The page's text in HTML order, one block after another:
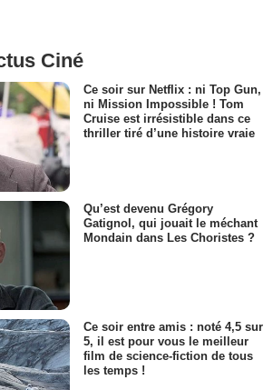
Ciné
Ce soir sur Netflix : ni Top Gun,
ni Mission Impossible ! Tom
Cruise est irrésistible dans ce
thriller tiré d’une histoire vraie
Qu’est devenu Grégory
Gatignol, qui jouait le méchant
Mondain dans Les Choristes ?
Ce soir entre amis : noté 4,5 sur
5, il est pour vous le meilleur
film de science-fiction de tous
les temps !